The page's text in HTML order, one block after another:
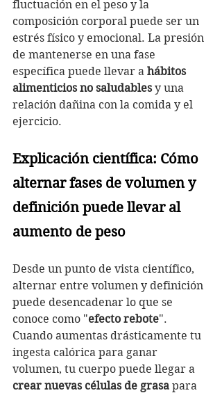
fluctuación en el peso y la
composición corporal puede ser un
estrés físico y emocional. La presión
de mantenerse en una fase
específica puede llevar a hábitos
alimenticios no saludables y una
relación dañina con la comida y el
ejercicio.
Explicación científica: Cómo
alternar fases de volumen y
definición puede llevar al
aumento de peso
Desde un punto de vista científico,
alternar entre volumen y definición
puede desencadenar lo que se
conoce como "efecto rebote".
Cuando aumentas drásticamente tu
ingesta calórica para ganar
volumen, tu cuerpo puede llegar a
crear nuevas células de grasa para